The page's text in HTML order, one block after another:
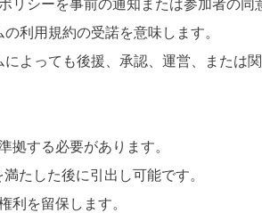
シーを事前の通知または参加者の同
利用規約の受諾を意味します。
よっても後援、承認、運営、または関
拠する必要があります。
たした後に引出し可能です。
利を留保します。